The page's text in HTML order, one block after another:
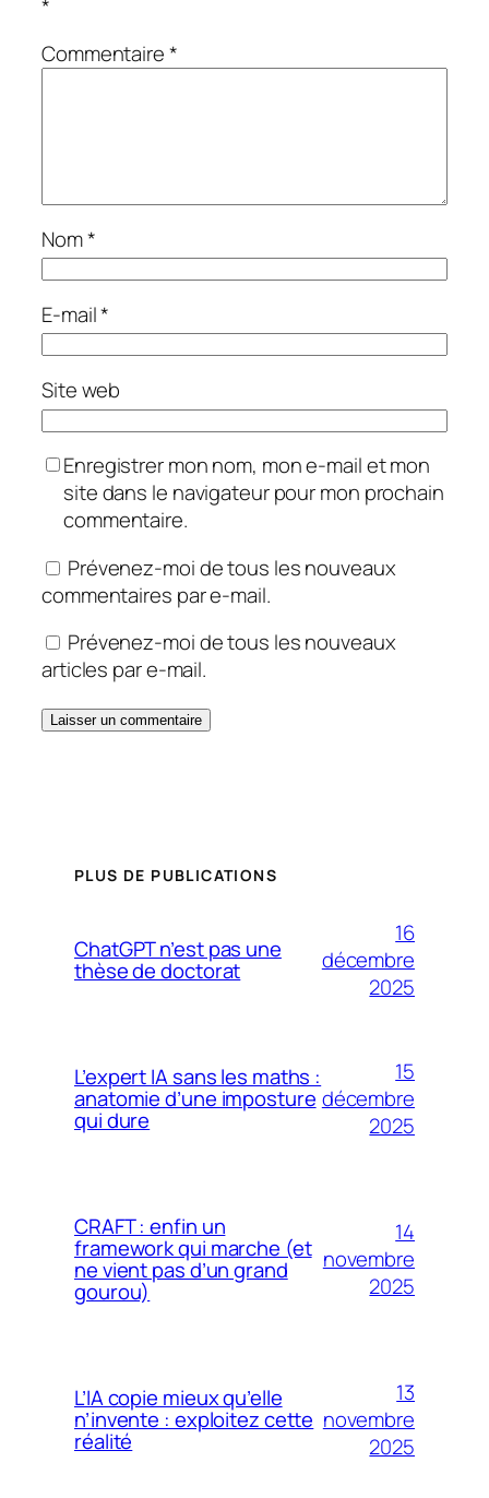
*
Commentaire*
Nom*
E-mail*
Site web
Enregistrer mon nom, mon e-mail et mon
site dans le navigateur pour mon prochain
commentaire.
Prévenez-moi de tous les nouveaux
commentaires par e-mail.
Prévenez-moi de tous les nouveaux
articles par e-mail.
PLUS DE PUBLICATIONS
ChatGPT n’est pas une
thèse de doctorat
16
décembre
2025
L’expert IA sans les maths :
anatomie d’une imposture
qui dure
15
décembre
2025
CRAFT : enfin un
framework qui marche (et
ne vient pas d’un grand
gourou)
14
novembre
2025
L’IA copie mieux qu’elle
n’invente : exploitez cette
réalité
13
novembre
2025